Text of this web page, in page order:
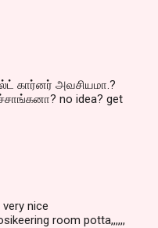
கார்னர் அவசியமா.?
no idea? get
nice
room potta,,,,,,